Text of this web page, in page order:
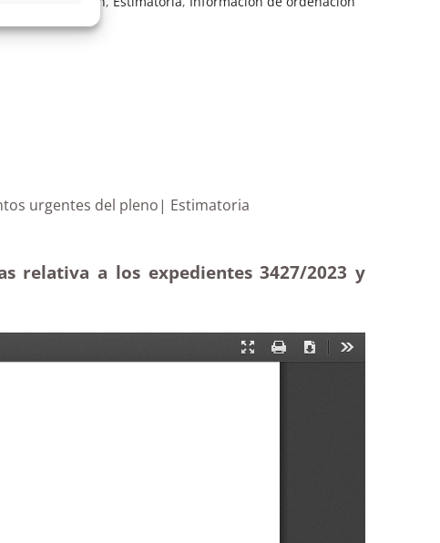
y asuntos urgentes del pleno| Estimatoria
relativa a los expedientes 3427/2023 y